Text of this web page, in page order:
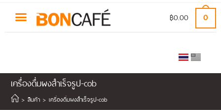
฿0.00 0
เครื่องดื่มผงสำเร็จรูป-cob
> สินค้า > เครื่องดื่มผงสำเร็จรูป-cob